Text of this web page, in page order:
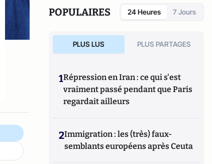
POPULAIRES 24 Heures 7 Jours
PLUS LUS PLUS PARTAGES
1Répression en Iran : ce qui s'est
vraiment passé pendant que Paris
regardait ailleurs
2Immigration : les (très) faux-
semblants européens après Ceuta